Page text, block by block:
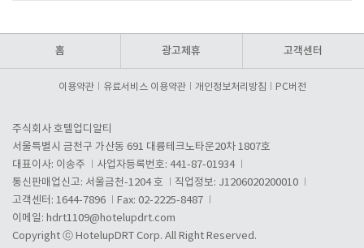
홈 광고제휴 고객센터
이용약관 유료서비스 이용약관 개인정보처리방침 PC버전
주식회사 호텔업디알티
서울특별시 금천구 가산동 691 대륭테크노타운20차 1807호
대표이사: 이송주
사업자등록번호: 441-87-01934
통신판매업신고: 서울금천-1204 호
직업정보: J1206020200010
고객센터: 1644-7896
Fax: 02-2225-8487
이메일: hdrt1109@hotelupdrt.com
Copyright ⓒ HotelupDRT Corp. All Right Reserved.